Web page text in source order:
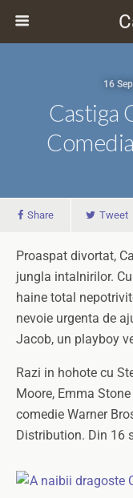
16
Castiga
Share Tweet
Proaspat divortat,
jungla intalnirilor.
haine total
nevoie urgenta de
Jacob, un playboy
Razi in hohote cu
Moore, Emma
comedie Warner
Distribution. Din 16